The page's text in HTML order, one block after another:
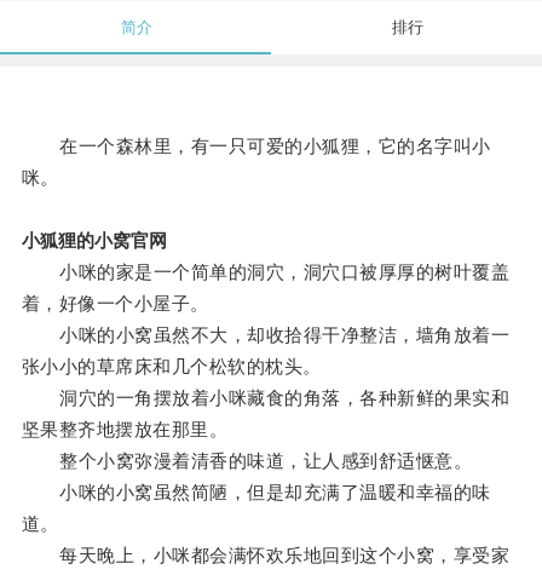
简介 排行
在一个森林里，有一只可爱的小狐狸，它的名字叫小
咪。
小狐狸的小窝官网
小咪的家是一个简单的洞穴，洞穴口被厚厚的树叶覆盖
着，好像一个小屋子。
小咪的小窝虽然不大，却收拾得干净整洁，墙角放着一
张小小的草席床和几个松软的枕头。
洞穴的一角摆放着小咪藏食的角落，各种新鲜的果实和
坚果整齐地摆放在那里。
整个小窝弥漫着清香的味道，让人感到舒适惬意。
小咪的小窝虽然简陋，但是却充满了温暖和幸福的味
道。
每天晚上，小咪都会满怀欢乐地回到这个小窝，享受家